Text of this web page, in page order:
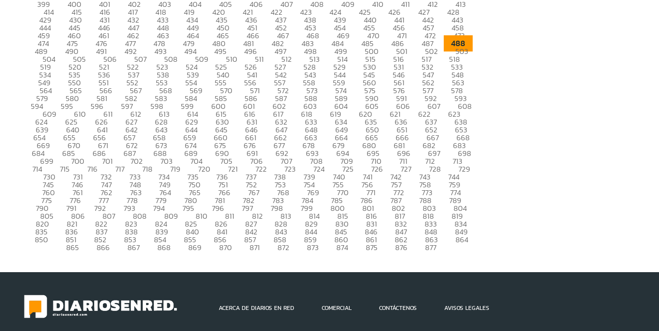
399 400 401 402 403 404 405 406 407 408 409 410 411 412 413
414 415 416 417 418 419 420 421 422 423 424 425 426 427 428
429 430 431 432 433 434 435 436 437 438 439 440 441 442 443
444 445 446 447 448 449 450 451 452 453 454 455 456 457 458
459 460 461 462 463 464 465 466 467 468 469 470 471 472 473
474 475 476 477 478 479 480 481 482 483 484 485 486 487 488
489 490 491 492 493 494 495 496 497 498 499 500 501 502 503
504 505 506 507 508 509 510 511 512 513 514 515 516 517 518
519 520 521 522 523 524 525 526 527 528 529 530 531 532 533
534 535 536 537 538 539 540 541 542 543 544 545 546 547 548
549 550 551 552 553 554 555 556 557 558 559 560 561 562 563
564 565 566 567 568 569 570 571 572 573 574 575 576 577 578
579 580 581 582 583 584 585 586 587 588 589 590 591 592 593
594 595 596 597 598 599 600 601 602 603 604 605 606 607 608
609 610 611 612 613 614 615 616 617 618 619 620 621 622 623
624 625 626 627 628 629 630 631 632 633 634 635 636 637 638
639 640 641 642 643 644 645 646 647 648 649 650 651 652 653
654 655 656 657 658 659 660 661 662 663 664 665 666 667 668
669 670 671 672 673 674 675 676 677 678 679 680 681 682 683
684 685 686 687 688 689 690 691 692 693 694 695 696 697 698
699 700 701 702 703 704 705 706 707 708 709 710 711 712 713
714 715 716 717 718 719 720 721 722 723 724 725 726 727 728 729
730 731 732 733 734 735 736 737 738 739 740 741 742 743 744
745 746 747 748 749 750 751 752 753 754 755 756 757 758 759
760 761 762 763 764 765 766 767 768 769 770 771 772 773 774
775 776 777 778 779 780 781 782 783 784 785 786 787 788 789
790 791 792 793 794 795 796 797 798 799 800 801 802 803 804
805 806 807 808 809 810 811 812 813 814 815 816 817 818 819
820 821 822 823 824 825 826 827 828 829 830 831 832 833 834
835 836 837 838 839 840 841 842 843 844 845 846 847 848 849
850 851 852 853 854 855 856 857 858 859 860 861 862 863 864
865 866 867 868 869 870 871 872 873 874 875 876 877
ACERCA DE DIARIOS EN RED COMERCIAL CONTÁCTENOS AVISOS LEGALES